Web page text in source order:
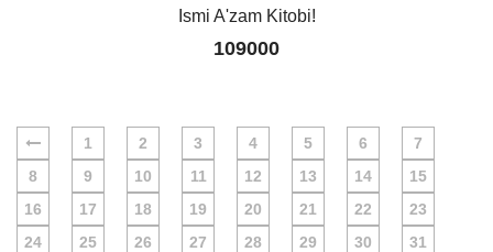
Ismi A'zam Kitobi!
109000
1 2 3 4 5 6
7
8
9 10 11 12 13 14
15
16
17 18 19 20 21 22
23
24
25 26 27 28 29 30
31